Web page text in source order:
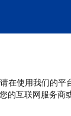
在使用我们的平
的互联网服务商